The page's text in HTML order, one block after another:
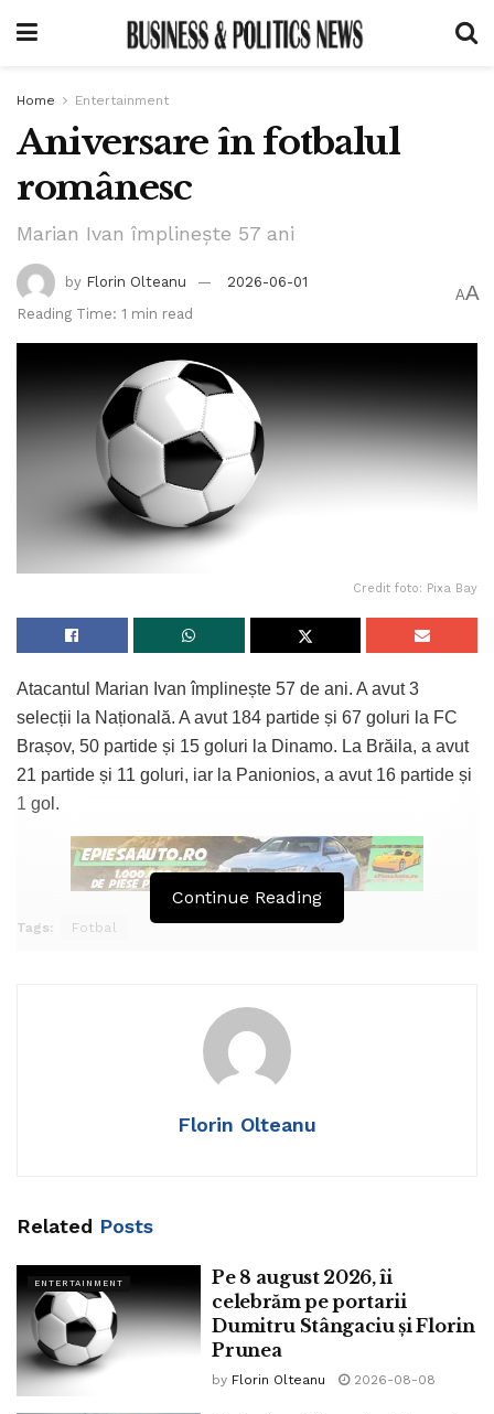
Home Entertainment
Aniversare în fotbalul
românesc
Marian Ivan împlinește 57 ani
by Florin Olteanu
2026-06-01
Reading Time: 1 min read
AA
Credit foto: Pixa Bay
Atacantul Marian Ivan împlinește 57 de ani. A avut 3
selecții la Națională. A avut 184 partide și 67 goluri la FC
Brașov, 50 partide și 15 goluri la Dinamo. La Brăila, a avut
21 partide și 11 goluri, iar la Panionios, a avut 16 partide și
1 gol.
Continue Reading
Tags: Fotbal
Florin Olteanu
Related Posts
ENTERTAINMENT
Pe 8 august 2026, îi
celebrăm pe portarii
Dumitru Stângaciu și Florin
Prunea
by Florin Olteanu 2026-08-08